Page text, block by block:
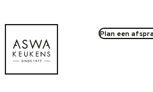
Plan een